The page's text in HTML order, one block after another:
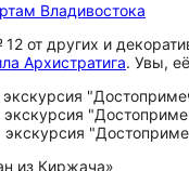
Владивостока
от других и
Архистратига. Увы,
из Киржача»